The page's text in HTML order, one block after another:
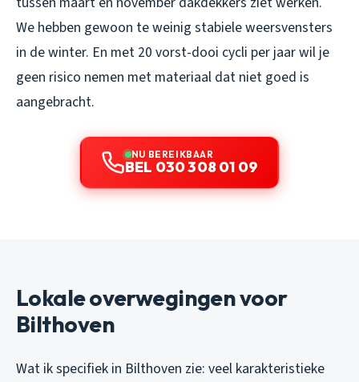
We hebben gewoon te weinig stabiele weersvensters
in de winter. En met 20 vorst-dooi cycli per jaar wil je
geen risico nemen met materiaal dat niet goed is
aangebracht.
NU BEREIKBAAR
BEL 030 308 01 09
Lokale overwegingen voor
Bilthoven
Wat ik specifiek in Bilthoven zie: veel karakteristieke